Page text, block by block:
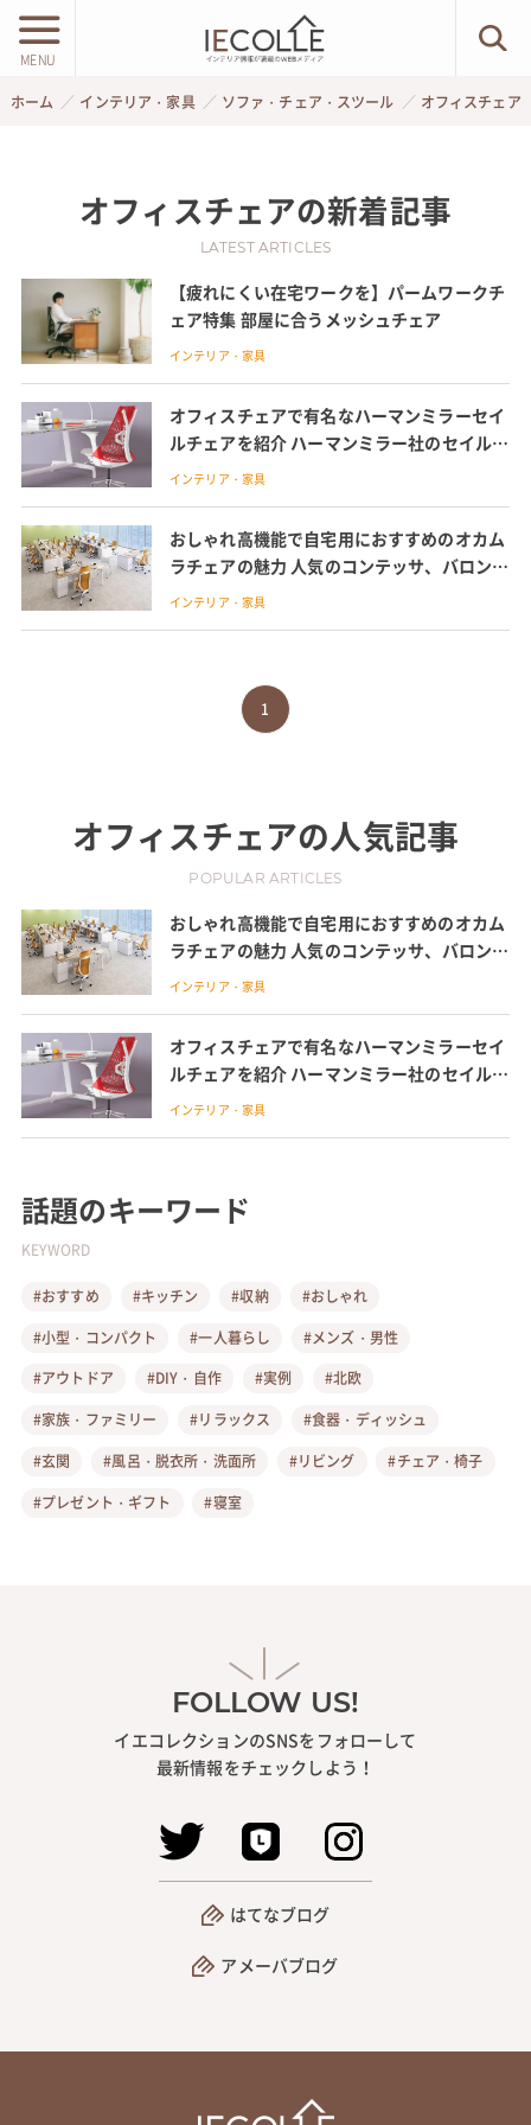
MENU
ホーム インテリア・家具 ソファ・チェア・スツール オフィスチェア
オフィスチェアの新着記事
LATEST ARTICLES
【疲れにくい在宅ワークを】パームワークチ
ェア特集 部屋に合うメッシュチェア
インテリア・家具
オフィスチェアで有名なハーマンミラーセイ
ルチェアを紹介 ハーマンミラー社のセイルチ
ェアおしゃれなデザインと快適な座り心地が
インテリア・家具
おしゃれ高機能で自宅用におすすめのオカム
ラチェアの魅力 人気のコンテッサ、バロン、
シルフィーの違い
インテリア・家具
1
オフィスチェアの人気記事
POPULAR ARTICLES
おしゃれ高機能で自宅用におすすめのオカム
ラチェアの魅力 人気のコンテッサ、バロン、
シルフィーの違い
インテリア・家具
オフィスチェアで有名なハーマンミラーセイ
ルチェアを紹介 ハーマンミラー社のセイルチ
ェアおしゃれなデザインと快適な座り心地が
インテリア・家具
話題のキーワード
KEYWORD
#おすすめ #キッチン #収納
#おしゃれ
#小型・コンパクト
#一人暮らし
#メンズ・男性
#アウトドア
#DIY・自作 #実例
#北欧
#家族・ファミリー
#リラックス
#食器・ディッシュ
#玄関
#風呂・脱衣所・洗面所 #リビング
#チェア・椅子
#プレゼント・ギフト
#寝室
FOLLOW US!
イエコレクションのSNSをフォローして
最新情報をチェックしよう！
はてなブログ
アメーバブログ